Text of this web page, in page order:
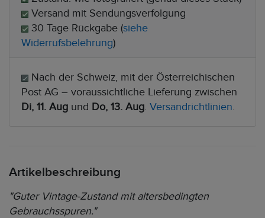
Versand mit Sendungsverfolgung
30 Tage Rückgabe (siehe
Widerrufsbelehrung)
Nach der Schweiz, mit der Österreichischen
Post AG – voraussichtliche Lieferung zwischen
Di, 11. Aug und Do, 13. Aug. Versandrichtlinien.
Artikelbeschreibung
"Guter Vintage-Zustand mit altersbedingten
Gebrauchsspuren."